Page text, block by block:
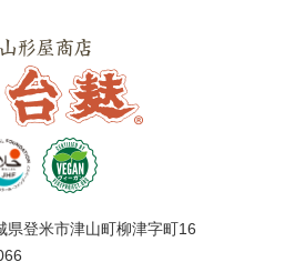
登米市津山町柳津字町16